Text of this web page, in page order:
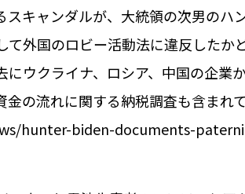
スキャンダルが、大統領の次男のハ
て外国のロビー活動法に違反したか
にウクライナ、ロシア、中国の企業
の流れに関する納税調査も含まれて
hunter-biden-documents-